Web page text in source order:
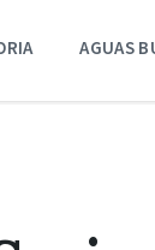
AGUAS